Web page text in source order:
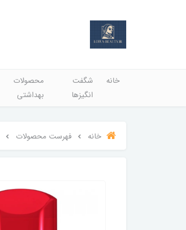
خانه
شگفت
انگيزها
محصولات
بهداشتي
خانه فهرست محصولات